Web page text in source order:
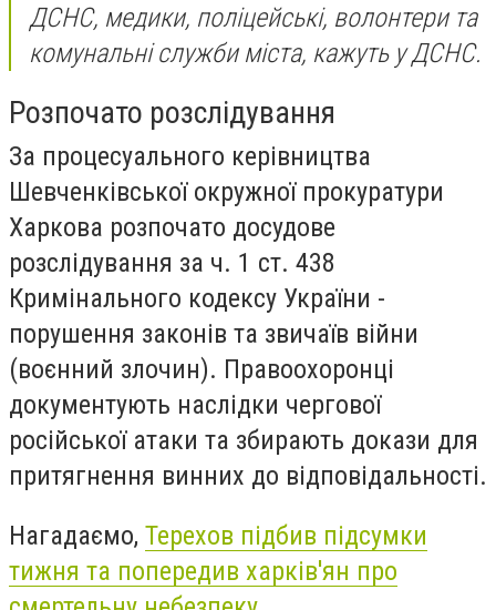
ДСНС, медики, поліцейські, волонтери та
комунальні служби міста, кажуть у ДСНС.
Розпочато розслідування
За процесуального керівництва
Шевченківської окружної прокуратури
Харкова розпочато досудове
розслідування за ч. 1 ст. 438
Кримінального кодексу України -
порушення законів та звичаїв війни
(воєнний злочин). Правоохоронці
документують наслідки чергової
російської атаки та збирають докази для
притягнення винних до відповідальності.
Нагадаємо, Терехов підбив підсумки
тижня та попередив харків'ян про